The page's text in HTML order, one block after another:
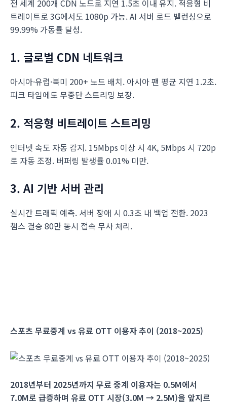
전 세계 200개 CDN 노드로 지연 1.5초 이내 유지. 적응형 비
트레이트로 3G에서도 1080p 가능. AI 서버 로드 밸런싱으로
99.99% 가동률 달성.
1. 글로벌 CDN 네트워크
아시아·유럽·북미 200+ 노드 배치. 아시아 팬 평균 지연 1.2초.
피크 타임에도 무중단 스트리밍 보장.
2. 적응형 비트레이트 스트리밍
인터넷 속도 자동 감지. 15Mbps 이상 시 4K, 5Mbps 시 720p
로 자동 조정. 버퍼링 발생률 0.01% 미만.
3. AI 기반 서버 관리
실시간 트래픽 예측. 서버 장애 시 0.3초 내 백업 전환. 2023
챔스 결승 80만 동시 접속 무사 처리.
스포츠 무료중계 vs 유료 OTT 이용자 추이 (2018~2025)
2018년부터 2025년까지 무료 중계 이용자는 0.5M에서
7.0M로 급증하며 유료 OTT 시장(3.0M → 2.5M)을 앞지르